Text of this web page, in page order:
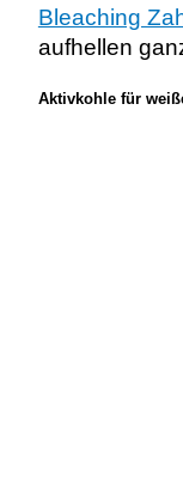
Bleaching
aufhellen
Aktivkohle für